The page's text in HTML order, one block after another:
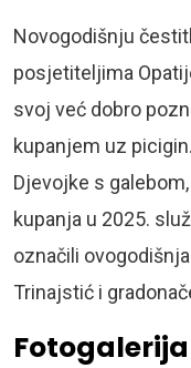
Novogodišnju
posjetiteljima
svoj već dobro
kupanjem uz
Djevojke s
kupanja u 2025.
označili
Trinajstić i
Fotogalerija